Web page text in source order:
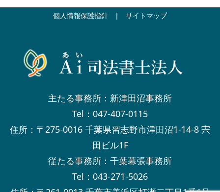
個人情報保護指針 | サイトマップ
主たる事務所：新津田沼事務所
Tel：047-407-0115
住所：〒275-0016 千葉県習志野市津田沼1-14-8 宍
田ビル1F
従たる事務所：千葉幕張事務所
Tel：043-271-5026